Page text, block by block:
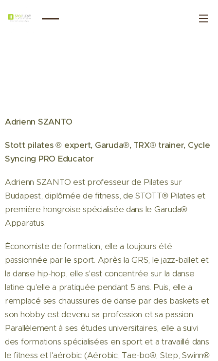
Adrienn SZANTO
Stott pilates ® expert, Garuda®, TRX® trainer, Cycle
Syncing PRO Educator
Adrienn SZANTO est professeur de Pilates sur
Budapest, diplômée de fitness, de STOTT® Pilates et
première hongroise spécialisée dans le Garuda®
Apparatus.
Économiste de formation, elle a toujours été
passionnée par le sport. Après la GRS, le jazz-ballet et
la danse hip-hop, elle s'est concentrée sur la danse
latine qu'elle a pratiquée pendant 5 ans. Puis, elle a
remplacé ses chaussures de danse par des baskets et
son hobby est devenu sa profession et sa passion.
Parallèlement à ses études universitaires, elle a suivi
des formations spécialisées en sport et a travaillé dans
le fitness et l'aérobic (Aérobic, Tae-bo®, Step, Swinn®